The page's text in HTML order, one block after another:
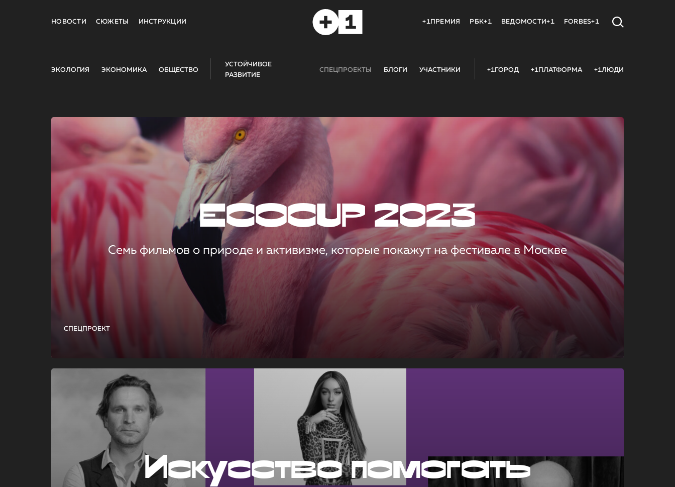
НОВОСТИ СЮЖЕТЫ ИНСТРУКЦИИ +1ПРЕМИЯ РБК+1 ВЕДОМОСТИ+1 FORBES+1
ЭКОЛОГИЯ ЭКОНОМИКА ОБЩЕСТВО
УСТОЙЧИВОЕ
РАЗВИТИЕ
СПЕЦПРОЕКТЫ БЛОГИ УЧАСТНИКИ +1ГОРОД +1ПЛАТФОРМА +1ЛЮДИ
СПЕЦПРОЕКТ
ECOCUP 2023
Семь фильмов о природе и активизме, которые покажут на фестивале в Москве
Искусство помогать